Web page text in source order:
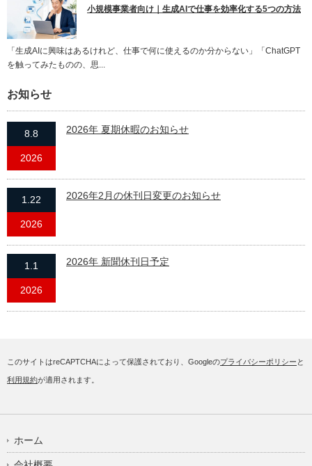
小規模事業者向け｜生成AIで仕事を効率化する5つの方法
「生成AIに興味はあるけれど、仕事で何に使えるのか分からない」「ChatGPT
を触ってみたものの、思...
お知らせ
8.8
2026
2026年 夏期休暇のお知らせ
1.22
2026
2026年2月の休刊日変更のお知らせ
1.1
2026
2026年 新聞休刊日予定
このサイトはreCAPTCHAによって保護されており、Googleのプライバシーポリシー と
利用規約が適用されます。
ホーム